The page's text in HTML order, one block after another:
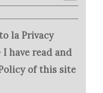
la Privacy
have read and
of this site